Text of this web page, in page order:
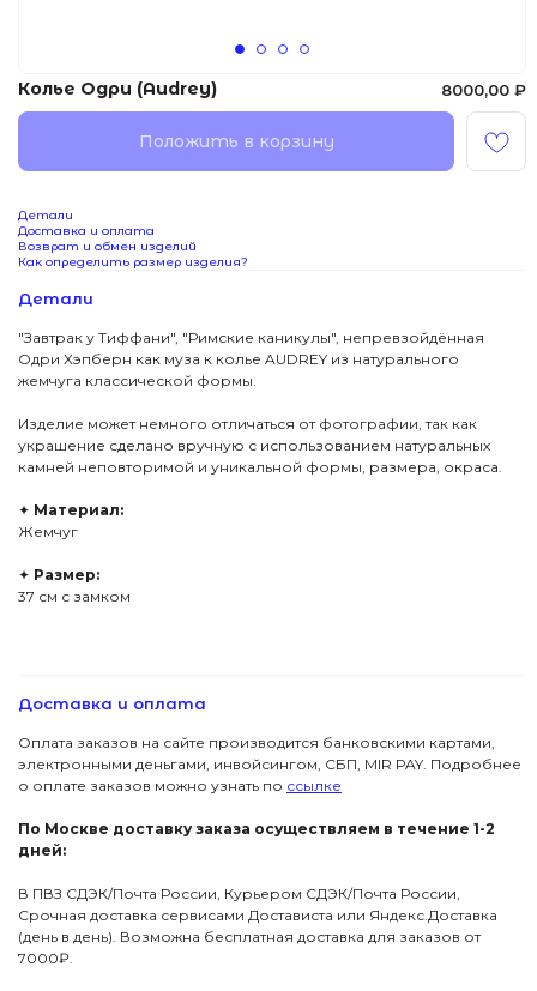
Колье Одри (Audrey) 8000,00 ₽
Положить в корзину
Детали
Доставка и оплата
Возврат и обмен изделий
Как определить размер изделия?
Детали
"Завтрак у Тиффани", "Римские каникулы", непревзойдённая
Одри Хэпберн как муза к колье AUDREY из натурального
жемчуга классической формы.
Изделие может немного отличаться от фотографии, так как
украшение сделано вручную с использованием натуральных
камней неповторимой и уникальной формы, размера, окраса.
✦ Материал:
Жемчуг
✦ Размер:
37 см с замком
Доставка и оплата
Оплата заказов на сайте производится банковскими картами,
электронными деньгами, инвойсингом, СБП, МIR PAY. Подробнее
о оплате заказов можно узнать по ссылке
По Москве доставку заказа осуществляем в течение 1-2
дней:
В ПВЗ СДЭК/Почта России, Курьером СДЭК/Почта России,
Срочная доставка сервисами Достависта или Яндекс.Доставка
(день в день). Возможна бесплатная доставка для заказов от
7000₽.